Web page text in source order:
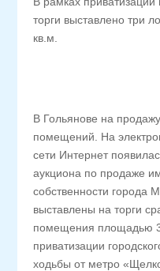
торги выставлено три
кв.м.
В Гольянове на
помещений. На
сети Интернет
аукциона по продаже
собственности города
выставлены на торги
помещения площадью
приватизации
ходьбы от метро